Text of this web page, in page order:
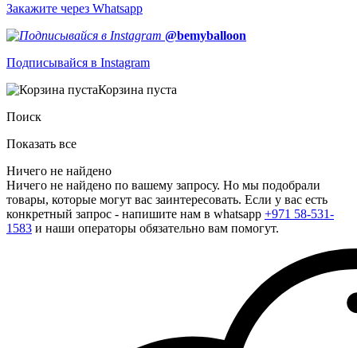
Закажите через Whatsapp
@bemyballoon
Подписывайся в Instagram
Корзина пуста
Поиск
Показать все
Ничего не найдено
Ничего не найдено по вашему запросу. Но мы подобрали
товары, которые могут вас заинтересовать. Если у вас есть
конкретный запрос - напишите нам в whatsapp +971 58-531-
1583 и наши операторы обязательно вам помогут.